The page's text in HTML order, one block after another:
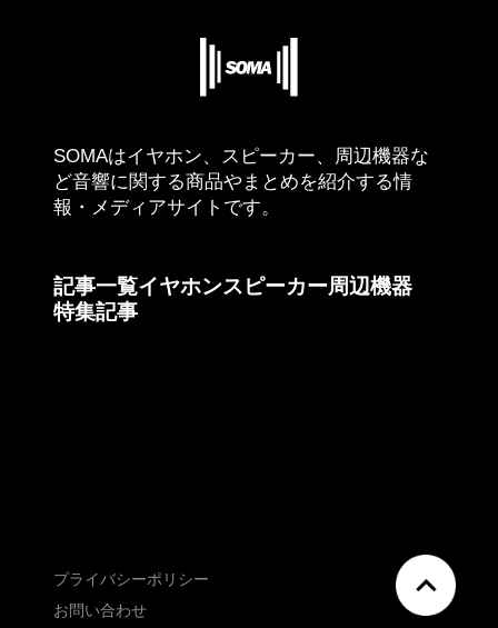
SOMAはイヤホン、スピーカー、周辺機器な
ど音響に関する商品やまとめを紹介する情
報・メディアサイトです。
記事一覧イヤホンスピーカー周辺機器
特集記事
プライバシーポリシー
お問い合わせ